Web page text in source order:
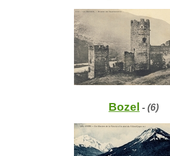
Bozel - (6)